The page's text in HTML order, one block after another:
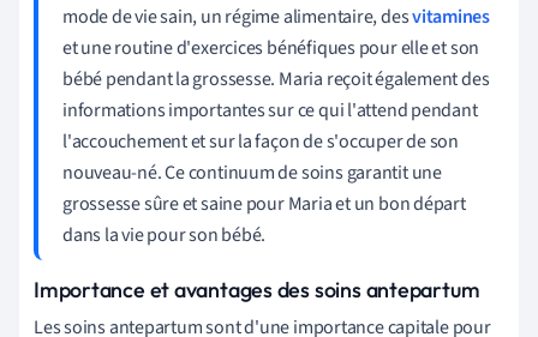
mode de vie sain, un régime alimentaire, desvitamines
et une routine d'exercices bénéfiques pour elle et son
bébé pendant la grossesse. Maria reçoit également des
informations importantes sur ce qui l'attend pendant
l'accouchement et sur la façon de s'occuper de son
nouveau-né. Ce continuum de soins garantit une
grossesse sûre et saine pour Maria et un bon départ
dans la vie pour son bébé.
Importance et avantages des soins antepartum
Les soins antepartum sont d'une importance capitale pour